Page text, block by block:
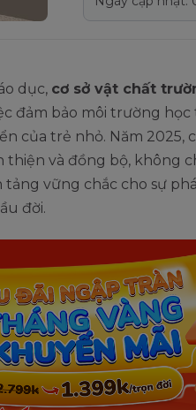
dục, cơ sở vật chất
đảm bảo môi trường học
của trẻ nhỏ. Năm 2025,
thiện và đồng bộ, không
tảng vững chắc cho sự
đời.